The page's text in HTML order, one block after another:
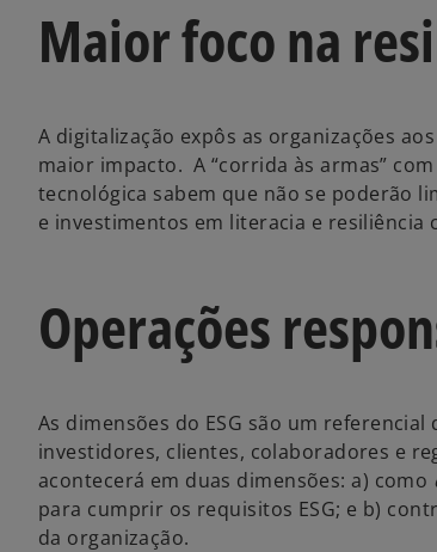
Maior foco na
A digitalização expôs as organizações
maior impacto. A “corrida às armas”
tecnológica sabem que não se poderão
e investimentos em literacia e resiliência
Operações
As dimensões do ESG são um
investidores, clientes, colaboradores e
acontecerá em duas dimensões: a) como
para cumprir os requisitos ESG; e b)
da organização.